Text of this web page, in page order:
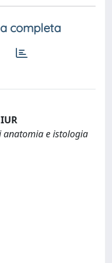
completa
anatomia e istologia